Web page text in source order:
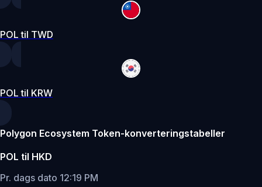
POL til TWD
POL til KRW
Polygon Ecosystem Token-konverteringstabeller
POL til HKD
Pr. dags dato 12:19 PM